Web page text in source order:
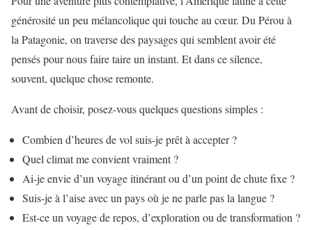
générosité un peu mélancolique qui touche au cœur. Du Pérou à
la Patagonie, on traverse des paysages qui semblent avoir été
pensés pour nous faire taire un instant. Et dans ce silence,
souvent, quelque chose remonte.
Avant de choisir, posez-vous quelques questions simples :
Combien d’heures de vol suis-je prêt à accepter ?
Quel climat me convient vraiment ?
Ai-je envie d’un voyage itinérant ou d’un point de chute fixe ?
Suis-je à l’aise avec un pays où je ne parle pas la langue ?
Est-ce un voyage de repos, d’exploration ou de transformation ?